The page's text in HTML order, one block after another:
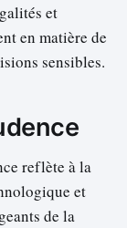
et
en matière de
sensibles.
reflète à la
et
de la